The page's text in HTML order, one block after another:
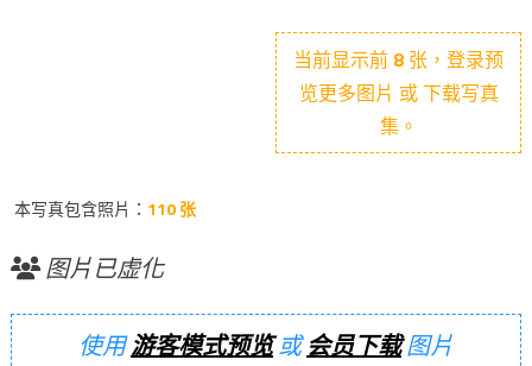
当前显示前 8 张，登录预
览更多图片 或 下载写真
集。
本写真包含照片： 110 张
图片已虚化
使用游客模式预览或会员下载图片